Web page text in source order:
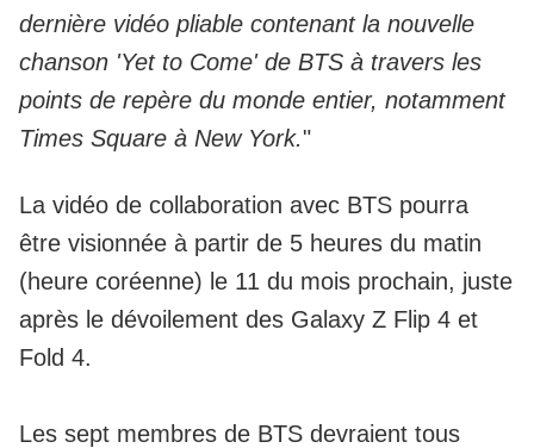
dernière vidéo pliable contenant la nouvelle
chanson 'Yet to Come' de BTS à travers les
points de repère du monde entier, notamment
Times Square à New York."
La vidéo de collaboration avec BTS pourra
être visionnée à partir de 5 heures du matin
(heure coréenne) le 11 du mois prochain, juste
après le dévoilement des Galaxy Z Flip 4 et
Fold 4.
Les sept membres de BTS devraient tous